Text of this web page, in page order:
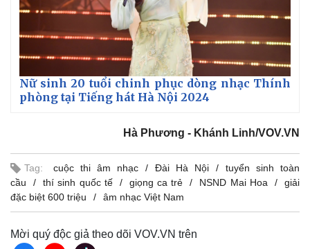
Kinh tế
Bất động sản
Thị trường
Giá vàng
Tiêu dùng
Tỷ giá
Chứng khoán
Giá cà phê
Nữ sinh 20 tuổi chinh phục dòng nhạc Thính
phòng tại Tiếng hát Hà Nội 2024
Hà Phương - Khánh Linh/VOV.VN
Tag: cuộc thi âm nhạc Đài Hà Nội
tuyển sinh toàn
cầu
thí sinh quốc tế giọng ca trẻ NSND Mai Hoa
giải
đặc biệt 600 triệu
âm nhạc Việt Nam
Mời quý độc giả theo dõi VOV.VN trên